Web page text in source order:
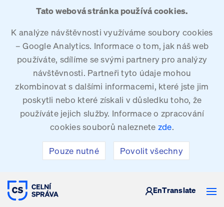
Tato webová stránka používá cookies.
K analýze návštěvnosti využíváme soubory cookies
– Google Analytics. Informace o tom, jak náš web
používáte, sdílíme se svými partnery pro analýzy
návštěvnosti. Partneři tyto údaje mohou
zkombinovat s dalšími informacemi, které jste jim
poskytli nebo které získali v důsledku toho, že
používáte jejich služby. Informace o zpracování
cookies souborů naleznete zde.
Pouze nutné Povolit všechny
CELNÍ SPRÁVA ČESKÉ REPUBLIKY
EnTranslate